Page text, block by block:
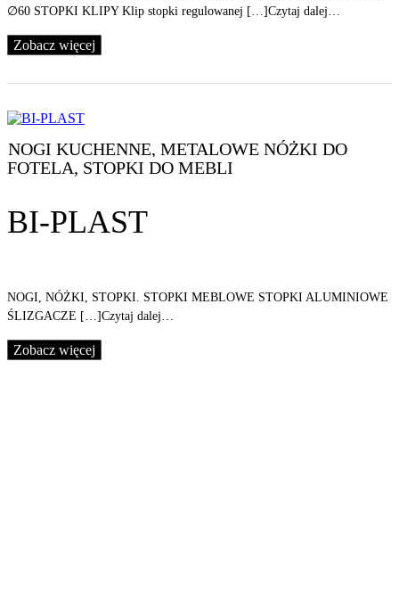
∅60 STOPKI KLIPY Klip stopki regulowanej […]Czytaj dalej…
Zobacz więcej
NOGI KUCHENNE, METALOWE NÓŻKI DO
FOTELA, STOPKI DO MEBLI
BI-PLAST
NOGI, NÓŻKI, STOPKI. STOPKI MEBLOWE STOPKI ALUMINIOWE
ŚLIZGACZE […]Czytaj dalej…
Zobacz więcej